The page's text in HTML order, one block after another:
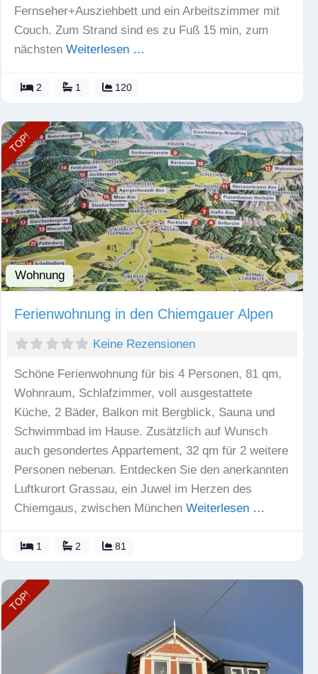
Fernseher+Ausziehbett und ein Arbeitszimmer mit
Couch. Zum Strand sind es zu Fuß 15 min, zum
nächsten Weiterlesen …
2 1 120
TOP!
Wohnung
Ferienwohnung in den Chiemgauer Alpen
Keine Rezensionen
Schöne Ferienwohnung für bis 4 Personen, 81 qm,
Wohnraum, Schlafzimmer, voll ausgestattete
Küche, 2 Bäder, Balkon mit Bergblick, Sauna und
Schwimmbad im Hause. Zusätzlich auf Wunsch
auch gesondertes Appartement, 32 qm für 2 weitere
Personen nebenan. Entdecken Sie den anerkannten
Luftkurort Grassau, ein Juwel im Herzen des
Chiemgaus, zwischen München Weiterlesen …
1 2 81
TOP!